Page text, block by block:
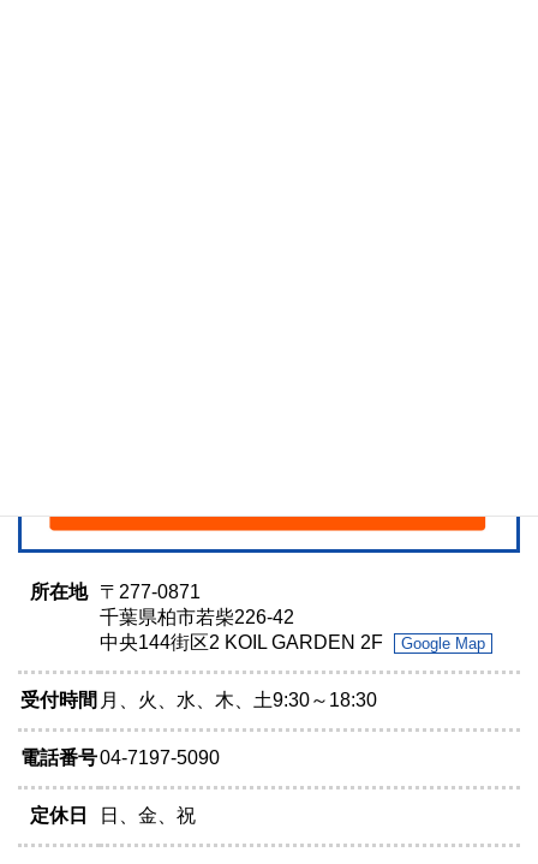
所在地
〒277-0871
千葉県柏市若柴226-42
中央144街区2 KOIL GARDEN 2F
Google Map
受付時間 月、火、水、木、土9:30～18:30
電話番号04-7197-5090
定休日 日、金、祝